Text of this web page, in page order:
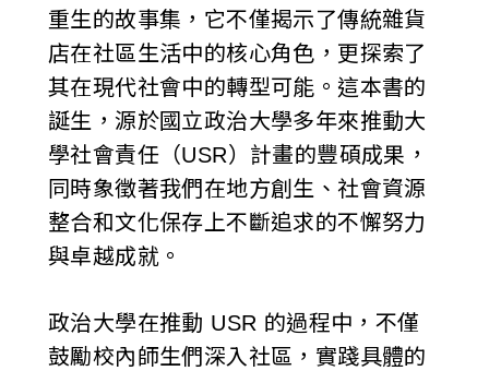
重生的故事集，它不僅揭示了傳統雜貨
店在社區生活中的核心角色，更探索了
其在現代社會中的轉型可能。這本書的
誕生，源於國立政治大學多年來推動大
學社會責任（USR）計畫的豐碩成果，
同時象徵著我們在地方創生、社會資源
整合和文化保存上不斷追求的不懈努力
與卓越成就。
政治大學在推動 USR 的過程中，不僅
鼓勵校內師生們深入社區，實踐具體的